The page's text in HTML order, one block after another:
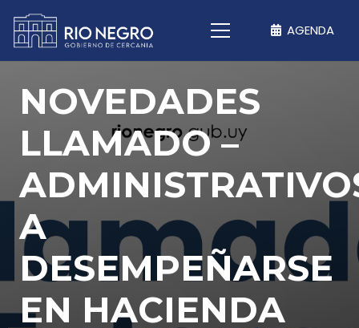
AGENDA
NOVEDADES
LLAMADO –
A
DESEMPEÑARSE
EN HACIENDA